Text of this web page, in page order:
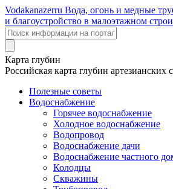
Vodakanazerru Вода, огонь и медные
и благоустройство в малоэтажном
Карта глубин
Российская карта глубин артезианских
Полезные советы
Водоснабжение
Горячее водоснабжение
Холодное водоснабжение
Водопровод
Водоснабжение дачи
Водоснабжение частного
Колодцы
Скважины